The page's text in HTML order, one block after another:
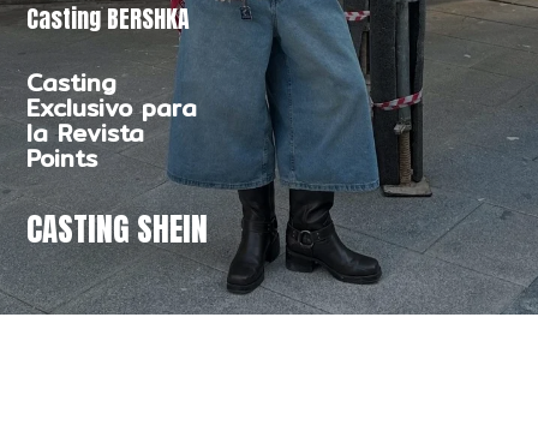
Casting BERSHKA
Casting
Exclusivo para
la Revista
Points
CASTING SHEIN